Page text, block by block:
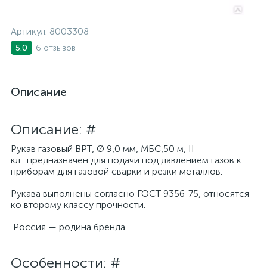
Артикул: 8003308
5.0 6 отзывов
Описание
Описание: #
Рукав газовый ВРТ, Ø 9,0 мм, МБС,50 м, II
кл. предназначен для подачи под давлением газов к
приборам для газовой сварки и резки металлов.
Рукава выполнены согласно ГОСТ 9356-75, относятся
ко второму классу прочности.
Россия — родина бренда.
Особенности: #